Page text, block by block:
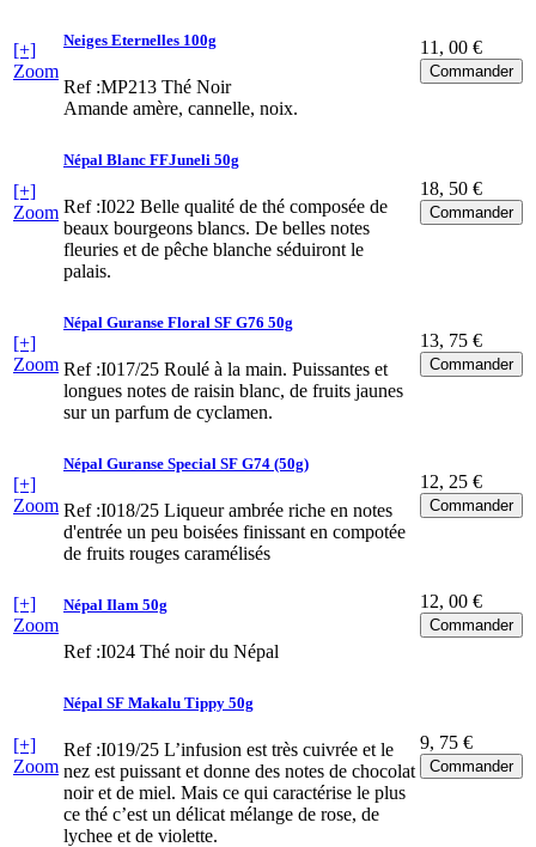
[+]
Zoom
Neiges Eternelles 100g
Ref :MP213 Thé Noir
Amande amère, cannelle, noix.
11, 00 €
[+]
Zoom
Népal Blanc FFJuneli 50g
Ref :I022 Belle qualité de thé composée de
beaux bourgeons blancs. De belles notes
fleuries et de pêche blanche séduiront le
palais.
18, 50 €
[+]
Zoom
Népal Guranse Floral SF G76 50g
Ref :I017/25 Roulé à la main. Puissantes et
longues notes de raisin blanc, de fruits jaunes
sur un parfum de cyclamen.
13, 75 €
[+]
Zoom
Népal Guranse Special SF G74 (50g)
Ref :I018/25 Liqueur ambrée riche en notes
d'entrée un peu boisées finissant en compotée
de fruits rouges caramélisés
12, 25 €
[+]
Zoom
Népal Ilam 50g
Ref :I024 Thé noir du Népal
12, 00 €
[+]
Zoom
Népal SF Makalu Tippy 50g
Ref :I019/25 L’infusion est très cuivrée et le
nez est puissant et donne des notes de chocolat
noir et de miel. Mais ce qui caractérise le plus
ce thé c’est un délicat mélange de rose, de
lychee et de violette.
9, 75 €